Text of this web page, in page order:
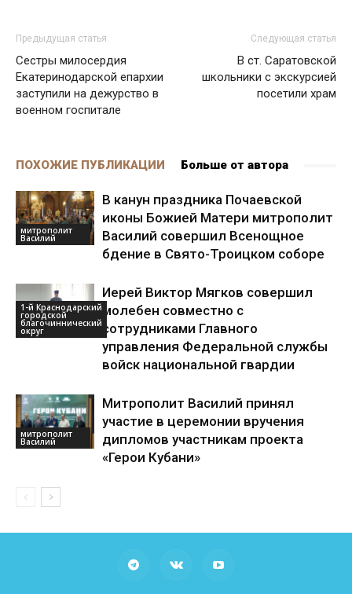
Предыдущая статья
Сестры милосердия
Екатеринодарской епархии
заступили на дежурство в
военном госпитале
Следующая статья
В ст. Саратовской
школьники с экскурсией
посетили храм
ПОХОЖИЕ ПУБЛИКАЦИИ Больше от автора
митрополит
Василий
В канун праздника Почаевской
иконы Божией Матери митрополит
Василий совершил Всенощное
бдение в Свято-Троицком соборе
1-й Краснодарский
городской
благочиннический
округ
Иерей Виктор Мягков совершил
молебен совместно с
сотрудниками Главного
управления Федеральной службы
войск национальной гвардии
митрополит
Василий
Митрополит Василий принял
участие в церемонии вручения
дипломов участникам проекта
«Герои Кубани»